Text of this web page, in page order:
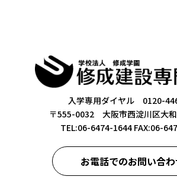
入学専用ダイヤル 0120-
〒555-0032 大阪市西淀川区大
TEL:06-6474-1644FAX:06-
お電話でのお問い合